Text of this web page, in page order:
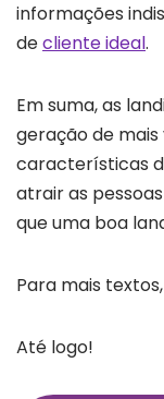
informações
decliente ideal.
Em suma, as
geração de mais
características
atrair as
que uma boa
Para mais
Até logo!